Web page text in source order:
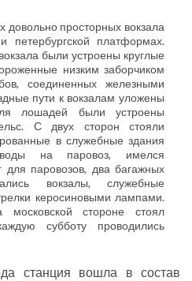
довольно просторных вокзала
петербургской платформах.
были устроены круглые
низким заборчиком
соединенных железными
пути к вокзалам уложены
лошадей были устроены
С двух сторон стояли
в служебные здания
на паровоз, имелся
для паровозов, два багажных
вокзалы, служебные
керосиновыми лампами.
стороне стоял
субботу проводились
станция вошла в состав